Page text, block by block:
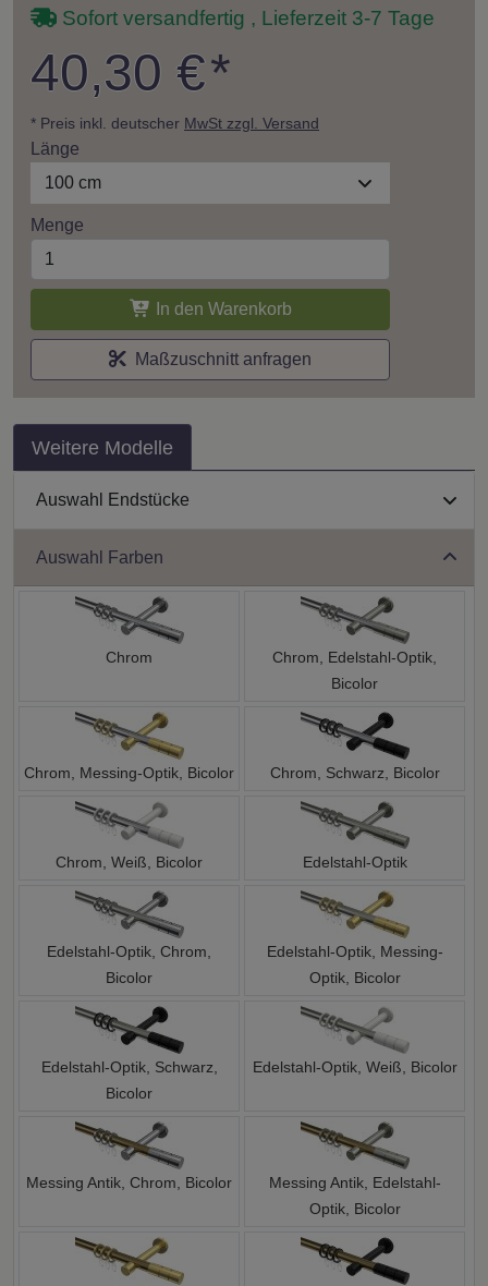
Sofort versandfertig , Lieferzeit 3-7 Tage
40,30 €*
* Preis inkl. deutscher MwSt zzgl. Versand
Länge
100 cm
Menge
In den Warenkorb
Maßzuschnitt anfragen
Weitere Modelle
Auswahl Endstücke
Auswahl Farben
Chrom
Chrom, Edelstahl-Optik,
Bicolor
Chrom, Messing-Optik, Bicolor Chrom, Schwarz, Bicolor
Chrom, Weiß, Bicolor Edelstahl-Optik
Edelstahl-Optik, Chrom,
Bicolor
Edelstahl-Optik, Messing-
Optik, Bicolor
Edelstahl-Optik, Schwarz,
Bicolor
Edelstahl-Optik, Weiß, Bicolor
Messing Antik, Chrom, Bicolor
Messing Antik, Edelstahl-
Optik, Bicolor